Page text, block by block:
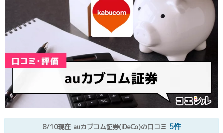
8/10現在 auカブコム証券(iDeCo)の口コミ 5件